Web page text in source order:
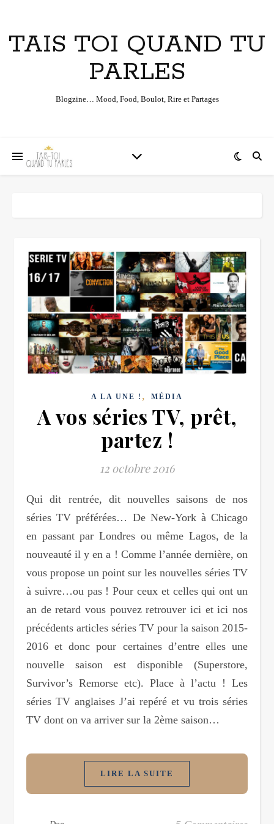
TAIS TOI QUAND TU
PARLES
Blogzine… Mood, Food, Boulot, Rire et Partages
A LA UNE ! , MÉDIA
A vos séries TV, prêt,
partez !
12 octobre 2016
Qui dit rentrée, dit nouvelles saisons de nos
séries TV préférées… De New-York à Chicago
en passant par Londres ou même Lagos, de la
nouveauté il y en a ! Comme l’année dernière, on
vous propose un point sur les nouvelles séries TV
à suivre…ou pas ! Pour ceux et celles qui ont un
an de retard vous pouvez retrouver ici et ici nos
précédents articles séries TV pour la saison 2015-
2016 et donc pour certaines d’entre elles une
nouvelle saison est disponible (Superstore,
Survivor’s Remorse etc). Place à l’actu ! Les
séries TV anglaises J’ai repéré et vu trois séries
TV dont on va arriver sur la 2ème saison…
LIRE LA SUITE